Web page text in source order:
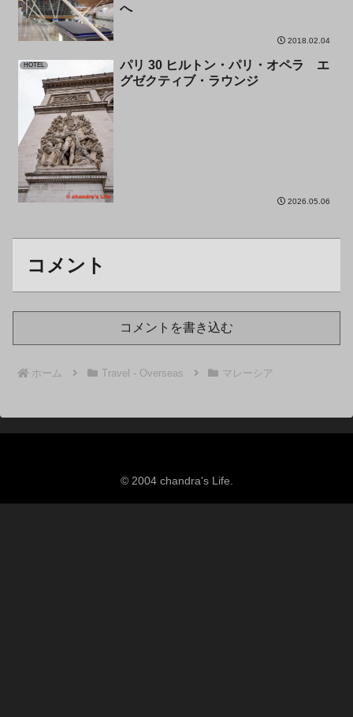
へ
2018.02.04
HOTEL
パリ 30 ヒルトン・パリ・オペラ エ
グゼクティブ・ラウンジ
2026.05.06
コメント
コメントを書き込む
ホーム Travel - Overseas マレーシア
© 2004 chandra's Life.